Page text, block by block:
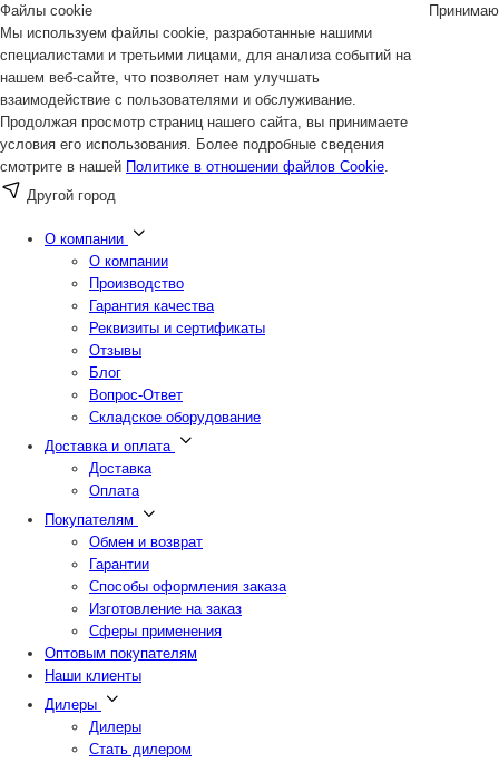
Файлы cookie
Мы используем файлы cookie, разработанные нашими
специалистами и третьими лицами, для анализа событий на
нашем веб-сайте, что позволяет нам улучшать
взаимодействие с пользователями и обслуживание.
Продолжая просмотр страниц нашего сайта, вы принимаете
условия его использования. Более подробные сведения
смотрите в нашей Политике в отношении файлов Cookie.
Принимаю
Другой город
О компании
О компании
Производство
Гарантия качества
Реквизиты и сертификаты
Отзывы
Блог
Вопрос-Ответ
Складское оборудование
Доставка и оплата
Доставка
Оплата
Покупателям
Обмен и возврат
Гарантии
Способы оформления заказа
Изготовление на заказ
Сферы применения
Оптовым покупателям
Наши клиенты
Дилеры
Дилеры
Стать дилером